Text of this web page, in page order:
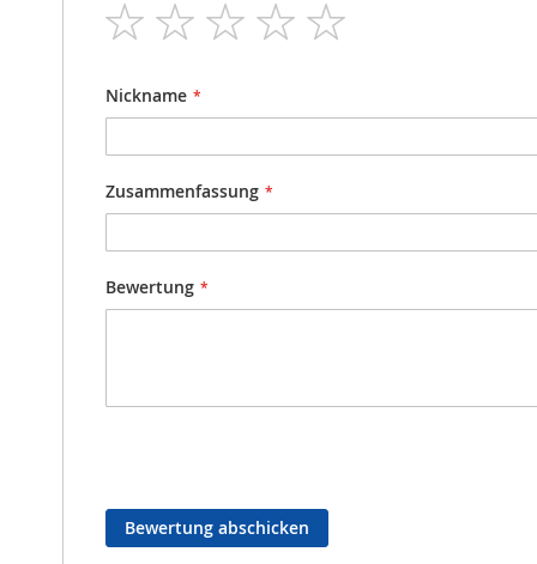
1
star
2
stars
3
stars
4
stars
Nickname
Zusammenfassung
Bewertung
Bewertung abschicken